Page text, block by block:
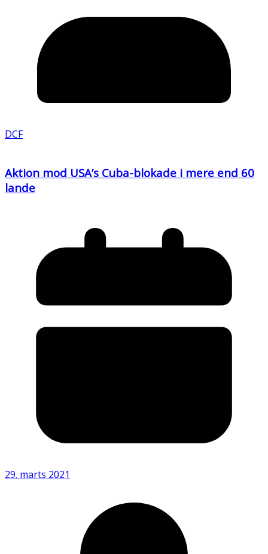
DCF
Aktion mod USA’s Cuba-blokade i mere end 60
lande
29. marts 2021